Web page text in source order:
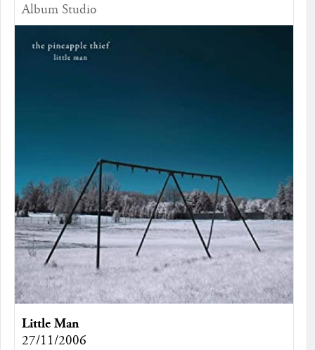
Album Studio
Little Man
27/11/2006